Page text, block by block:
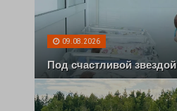
09.08.2026
Под счастливой звездой